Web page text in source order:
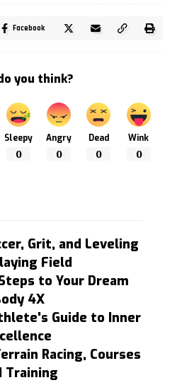
Facebook
you think?
Sleepy
0
Angry
0
Dead
0
Wink
0
Grit, and Leveling
Field
to Your Dream
4X
Guide to Inner
Racing, Courses
Training